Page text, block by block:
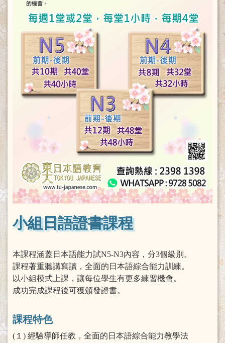
小組日語證書課程
本課程涵蓋日本語能力試N5-N3內容，分3個級別。
課程著重聽講寫讀，全面的日本語綜合能力訓練。
以小組模式上課，讓每位學生有更多練習機會。
成功完成課程後可獲頒發證書。
課程特色
(１) 經驗導師任教，全面的日本語綜合能力教學法